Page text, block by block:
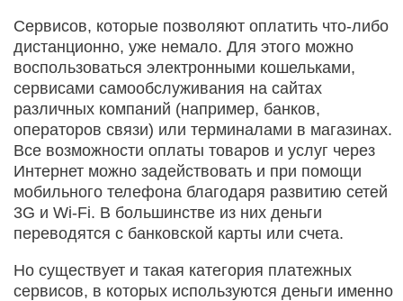
Сервисов, которые позволяют оплатить что-либо
дистанционно, уже немало. Для этого можно
воспользоваться электронными кошельками,
сервисами самообслуживания на сайтах
различных компаний (например, банков,
операторов связи) или терминалами в магазинах.
Все возможности оплаты товаров и услуг через
Интернет можно задействовать и при помощи
мобильного телефона благодаря развитию сетей
3G и Wi-Fi. В большинстве из них деньги
переводятся с банковской карты или счета.
Но существует и такая категория платежных
сервисов, в которых используются деньги именно